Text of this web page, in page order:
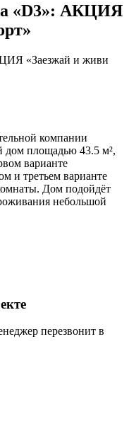
«D3»: АКЦИЯ
компании
дом площадью 43.5 м²,
варианте
и третьем варианте
Дом подойдёт
небольшой
перезвонит в